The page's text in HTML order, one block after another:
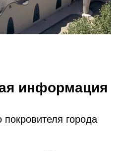
информация
покровителя города